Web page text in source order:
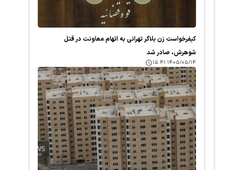
کیفرخواست زن بلاگر تهرانی به اتهام معاونت در قتل
شوهرش، صادر شد
۱۴۰۵/۰۵/۱۴ ۱۵:۴۱